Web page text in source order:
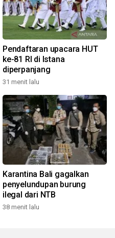
Pendaftaran upacara HUT
ke-81 RI di Istana
diperpanjang
31 menit lalu
Karantina Bali gagalkan
penyelundupan burung
ilegal dari NTB
38 menit lalu